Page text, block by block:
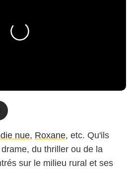
nue, Roxane, etc. Qu'ils
du thriller ou de la
sur le milieu rural et ses